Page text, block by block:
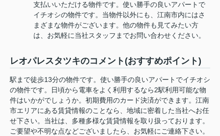
支払いいただける物件です。使い勝手の良いアパートで
イチオシの物件です。当物件以外にも、江南市内にはさ
まざまな物件がございます。他の物件も見てみたい方
は、お気軽に当社スタッフまでお問い合わせください。
レオパレスタツキのコメント(おすすめポイント)
駅まで徒歩13分の物件です。使い勝手の良いアパートでイチオシ
の物件です。日頃から電車をよく利用するなら2駅利用可能な物
件はいかがでしょうか。初期費用のカード決済ができます。江南
市エリアにある賃貸情報のことなら、地域に密着した当社へお任
せ下さい。当社は、多種多様な賃貸情報を取り扱っております。
ご要望や不明な点などございましたら、お気軽にご連絡下さい。